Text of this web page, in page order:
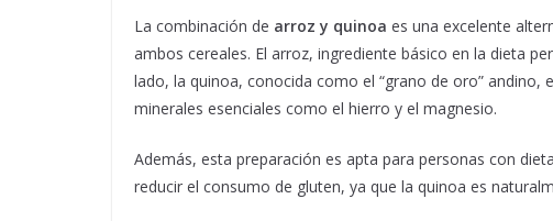
La combinación de arroz y quinoa es una excelente
ambos cereales. El arroz, ingrediente básico en la dieta
lado, la quinoa, conocida como el “grano de oro”
minerales esenciales como el hierro y el magnesio.
Además, esta preparación es apta para personas con
reducir el consumo de gluten, ya que la quinoa es